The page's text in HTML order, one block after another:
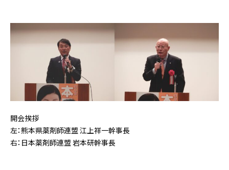
開会挨拶
左：熊本県薬剤師連盟 江上祥一幹事長
右：日本薬剤師連盟 岩本研幹事長